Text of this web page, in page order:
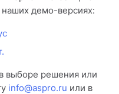
демо-версиях:
выборе решения или
info@aspro.ru или в